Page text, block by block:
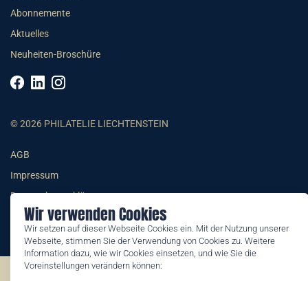
Wir verwenden Cookies
Wir setzen auf dieser Webseite Cookies ein. Mit der Nutzung unserer
Webseite, stimmen Sie der Verwendung von Cookies zu. Weitere
Information dazu, wie wir Cookies einsetzen, und wie Sie die
Voreinstellungen verändern können:
Abonnemente
Aktuelles
Neuheiten-Broschüre
© 2026 PHILATELIE LIECHTENSTEIN
AGB
Impressum
Datenschutzerklärung